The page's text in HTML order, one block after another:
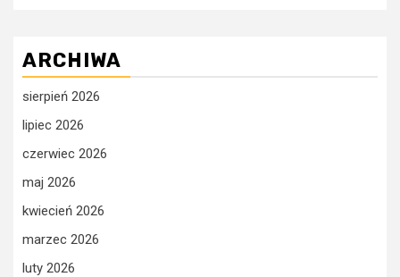
ARCHIWA
sierpień 2026
lipiec 2026
czerwiec 2026
maj 2026
kwiecień 2026
marzec 2026
luty 2026